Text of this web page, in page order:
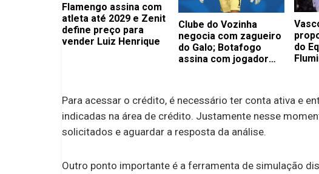
Flamengo assina com
atleta até 2029 e Zenit
define preço para
vender Luiz Henrique
Clube do Vozinha
negocia com zagueiro
do Galo; Botafogo
assina com jogador
do
Para acessar o crédito, é necessário ter conta ativa e
indicadas na área de crédito. Justamente nesse
solicitados e aguardar a resposta da análise.
Outro ponto importante é a ferramenta de simulação